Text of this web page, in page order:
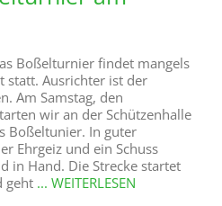
Boßelturnier findet mangels
statt. Ausrichter ist der
Am Samstag, den
wir an der Schützenhalle
Boßeltunier. In guter
Ehrgeiz und ein Schuss
in Hand. Die Strecke startet
geht ... WEITERLESEN